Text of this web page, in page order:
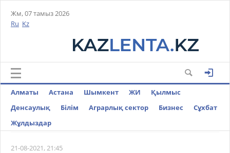
Жм, 07 тамыз 2026
Ru Kz
Алматы Астана Шымкент ЖИ
Қылмыс
Денсаулық
Білім Аграрлық сектор Бизнес
Cұхбат
Жұлдыздар
21-08-2021, 21:45